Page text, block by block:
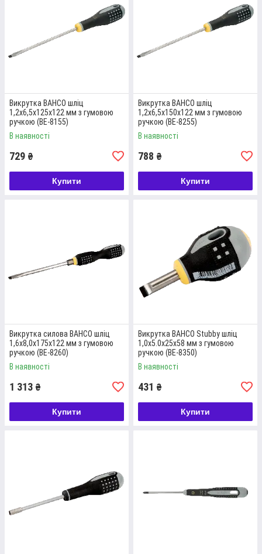
ВИСОКОВОЛЬТНА ВИКРУТКА FELO
1000V
Параметри 8,0 х1, 2х175х105 мм. Висока якість за доступною
ціною.
Детальніше
зручна двокомпонентна ручка.
Детальніше
Викрутка BAHCO шліц
1,2х6,5х125х122 мм з гумовою
ручкою (BE-8155)
В наявності
729 ₴
Купити
Викрутка BAHCO шліц
1,2х6,5х150х122 мм з гумовою
ручкою (BE-8255)
В наявності
788 ₴
Купити
Викрутка силова BAHCO шліц
1,6х8,0х175х122 мм з гумовою
ручкою (BE-8260)
В наявності
1 313 ₴
Купити
Викрутка BAHCO Stubby шліц
1,0х5.0х25х58 мм з гумовою
ручкою (BE-8350)
В наявності
431 ₴
Купити